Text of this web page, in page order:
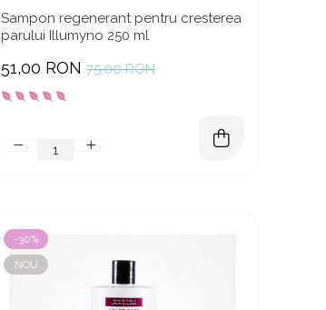
Sampon regenerant pentru cresterea
parului Illumyno 250 ml
75,00 RON
51,00 RON
-30%
NOU